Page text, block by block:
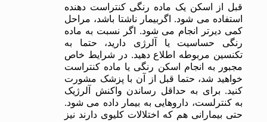
قبل از اسکن یک ماده رنگی کنتراست دهنده
استفاده می شود. اگربیمار ناشتا باشد، مراحل
کمی دیرتر انجام می شود. اگر نسبت به ماده
رنگی حساسیت یا آلرژی دارید، حتما به
تکنسین مربوطه اطلاع دهید. در شرایط خاص
مجبور به انجام اسکن رنگی یا ماده کنتراست
خواهید شد، حتما قبل از آن با پزشک مشورت
کنید. برای به حداقل رساندن واکنش آلرژیک
به کنترلست، داروهایی به بیمار داده می شود.
حتی بیمارانی هم که اختلالات کلیوی دارند نیز